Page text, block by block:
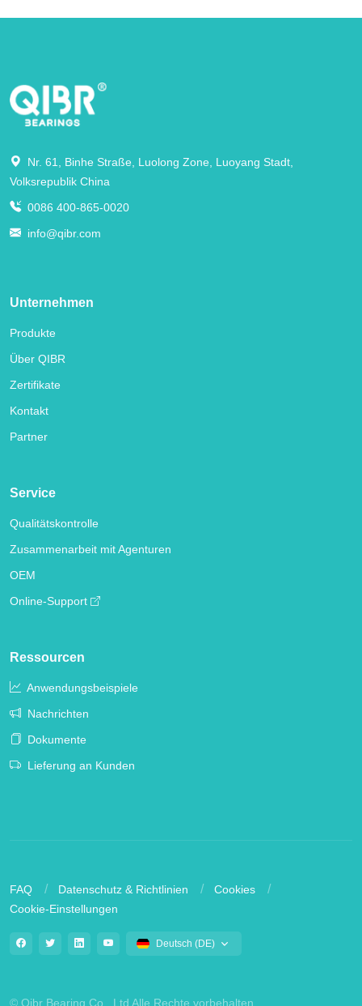
Nr. 61, Binhe Straße, Luolong Zone, Luoyang Stadt,
Volksrepublik China
0086 400-865-0020
info@qibr.com
Unternehmen
Produkte
Über QIBR
Zertifikate
Kontakt
Partner
Service
Qualitätskontrolle
Zusammenarbeit mit Agenturen
OEM
Online-Support
Ressourcen
Anwendungsbeispiele
Nachrichten
Dokumente
Lieferung an Kunden
FAQ Datenschutz & Richtlinien
Cookies
Cookie-Einstellungen
Deutsch (DE)
© Qibr Bearing Co,. Ltd Alle Rechte vorbehalten.